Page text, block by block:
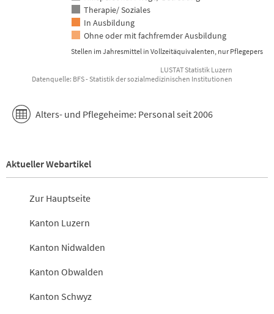
Stellen im Jahresmittel in Vollzeitäquivalenten, nur
Therapie/ Soziales
In Ausbildung
Ohne oder mit fachfremder Ausbildung
LUSTAT Statistik Luzern
Datenquelle: BFS - Statistik der sozialmedizinischen Institutionen
Alters- und Pflegeheime: Personal seit 2006
Aktueller Webartikel
Zur Hauptseite
Kanton Luzern
Kanton Nidwalden
Kanton Obwalden
Kanton Schwyz